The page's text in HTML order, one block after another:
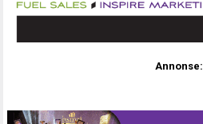
Annonse: